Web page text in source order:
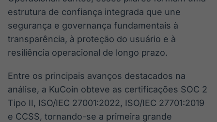
estrutura de confiança integrada que une
segurança e governança fundamentais à
transparência, à proteção do usuário e à
resiliência operacional de longo prazo.
Entre os principais avanços destacados na
análise, a KuCoin obteve as certificações SOC 2
Tipo II, ISO/IEC 27001:2022, ISO/IEC 27701:2019
e CCSS, tornando-se a primeira grande